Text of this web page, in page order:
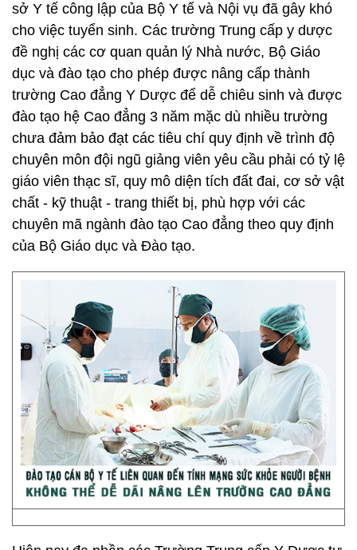
sở Y tế công lập của Bộ Y tế và Nội vụ đã gây khó
cho việc tuyển sinh. Các trường Trung cấp y dược
đề nghị các cơ quan quản lý Nhà nước, Bộ Giáo
dục và đào tạo cho phép được nâng cấp thành
trường Cao đẳng Y Dược để dễ chiêu sinh và được
đào tạo hệ Cao đẳng 3 năm mặc dù nhiều trường
chưa đảm bảo đạt các tiêu chí quy định về trình độ
chuyên môn đội ngũ giảng viên yêu cầu phải có tỷ lệ
giáo viên thạc sĩ, quy mô diện tích đất đai, cơ sở vật
chất - kỹ thuật - trang thiết bị, phù hợp với các
chuyên mã ngành đào tạo Cao đẳng theo quy định
của Bộ Giáo dục và Đào tạo.